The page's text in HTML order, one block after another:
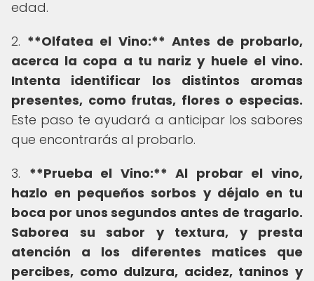
edad.
2. **Olfatea el Vino:** Antes de probarlo,
acerca la copa a tu nariz y huele el vino.
Intenta identificar los distintos aromas
presentes, como frutas, flores o especias.
Este paso te ayudará a anticipar los sabores
que encontrarás al probarlo.
3. **Prueba el Vino:** Al probar el vino,
hazlo en pequeños sorbos y déjalo en tu
boca por unos segundos antes de tragarlo.
Saborea su sabor y textura, y presta
atención a los diferentes matices que
percibes, como dulzura, acidez, taninos y